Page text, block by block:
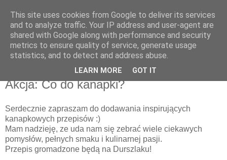
Recenzje na widelcu
Portal kulturalny - książki, recenzje, inspiracje, konkursy.
środa, 26 lutego 2014
Akcja: Co do kanapki?
Serdecznie zapraszam do dodawania inspirujących
kanapkowych przepisów :)
Mam nadzieję, ze uda nam się zebrać wiele ciekawych
pomysłów, pełnych smaku i kulinarnej pasji.
Przepis gromadzone będą na Durszlaku!
This site uses cookies from Google to deliver its services
and to analyze traffic. Your IP address and user-agent are
shared with Google along with performance and security
metrics to ensure quality of service, generate usage
statistics, and to detect and address abuse.
LEARN MORE GOT IT